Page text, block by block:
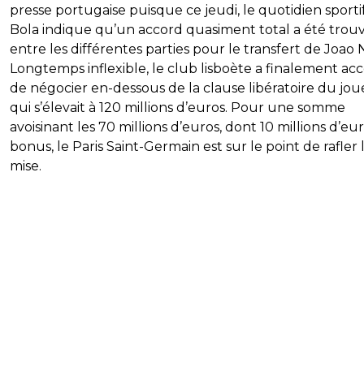
presse portugaise puisque ce jeudi, le quotidien
Bola indique qu’un accord quasiment total a été
entre les différentes parties pour le transfert de Joao
Longtemps inflexible, le club lisboète a finalement
de négocier en-dessous de la clause libératoire du
qui s’élevait à 120 millions d’euros. Pour une somme
avoisinant les 70 millions d’euros, dont 10 millions
bonus, le Paris Saint-Germain est sur le point de rafler
mise.